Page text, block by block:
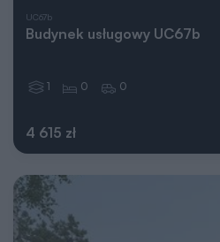
UC67b
Budynek usługowy UC67b
4 615 zł
1 0 0